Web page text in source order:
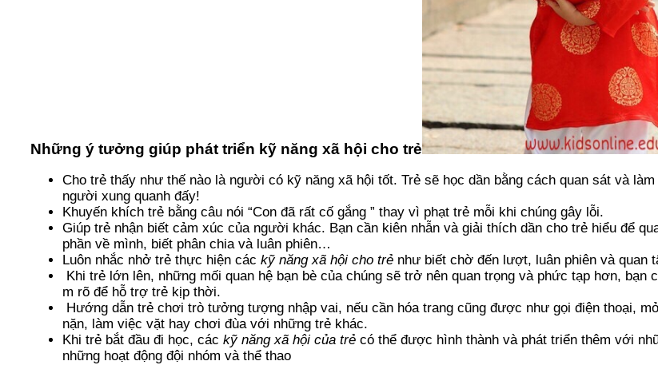
Những ý tưởng giúp phát triển kỹ năng xã hội cho trẻ
Cho trẻ thấy như thế nào là người có kỹ năng xã hội tốt. Trẻ sẽ học dần bằng cách quan sát và
người xung quanh đấy!
Khuyến khích trẻ bằng câu nói “Con đã rất cố gắng ” thay vì phạt trẻ mỗi khi chúng gây lỗi.
Giúp trẻ nhận biết cảm xúc của người khác. Bạn cần kiên nhẫn và giải thích dần cho trẻ hiểu để
phần về mình, biết phân chia và luân phiên…
Luôn nhắc nhở trẻ thực hiện các kỹ năng xã hội cho trẻ như biết chờ đến lượt, luân phiên và quan
Khi trẻ lớn lên, những mối quan hệ bạn bè của chúng sẽ trở nên quan trọng và phức tạp hơn, bạn
m rõ để hỗ trợ trẻ kịp thời.
Hướng dẫn trẻ chơi trò tưởng tượng nhập vai, nếu cần hóa trang cũng được như gọi điện thoại,
nặn, làm việc vặt hay chơi đùa với những trẻ khác.
Khi trẻ bắt đầu đi học, các kỹ năng xã hội của trẻ có thể được hình thành và phát triển thêm với
những hoạt động đội nhóm và thể thao